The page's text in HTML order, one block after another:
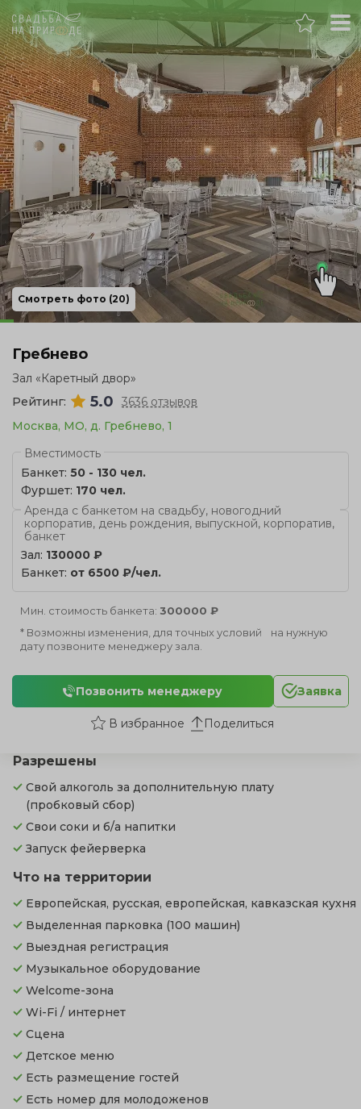
Москва
Банкет
Свадьба
День рождения
Выпускной
Корпоратив
Смотреть фото (20)
Разрешены
Свой алкоголь за дополнительную плату
(пробковый сбор)
Свои соки и б/а напитки
Запуск фейерверка
Что на территории
Европейская, русская, европейская, кавказская кухня
Выделенная парковка (100 машин)
Выездная регистрация
Музыкальное оборудование
Welcome-зона
Wi-Fi / интернет
Сцена
Детское меню
Есть размещение гостей
Есть номер для молодоженов
Гребнево
Зал «Каретный двор»
Рейтинг:
5.0
3636 отзывов
Москва, МО, д. Гребнево, 1
Вместимость
Банкет: 50 - 130 чел.
Фуршет: 170 чел.
Аренда с банкетом на свадьбу, новогодний
корпоратив, день рождения, выпускной, корпоратив,
банкет
Зал: 130000 ₽
Банкет: от 6500 ₽/чел.
Мин. стоимость банкета: 300000 ₽
* Возможны изменения, для точных условий на нужную
дату позвоните менеджеру зала.
Позвонить менеджеру Заявка
Поделиться